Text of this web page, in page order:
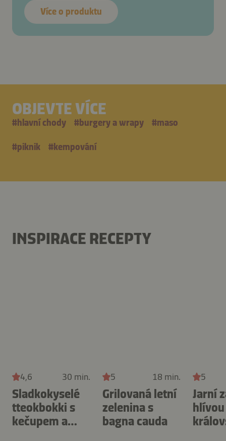
Více o produktu
OBJEVTE VÍCE
#hlavní chody #burgery a wrapy #maso
#piknik #kempování
INSPIRACE RECEPTY
4,6 30 min.
Sladkokyselé
tteokbokki s
kečupem a
5 18 min.
Grilovaná letní
zelenina s
bagna cauda
5
Jarní
hlívou